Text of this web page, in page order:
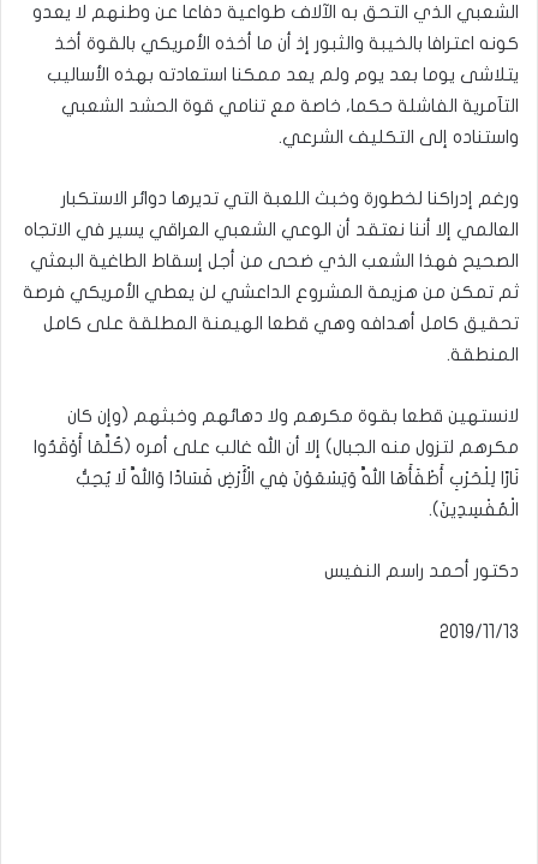
الشعبي الذي التحق به الآلاف طواعية دفاعا عن وطنهم لا يعدو
كونه اعترافا بالخيبة والثبور إذ أن ما أخذه الأمريكي بالقوة أخذ
يتلاشى يوما بعد يوم ولم يعد ممكنا استعادته بهذه الأساليب
التآمرية الفاشلة حكما، خاصة مع تنامي قوة الحشد الشعبي
واستناده إلى التكليف الشرعي.
ورغم إدراكنا لخطورة وخبث اللعبة التي تديرها دوائر الاستكبار
العالمي إلا أننا نعتقد أن الوعي الشعبي العراقي يسير في الاتجاه
الصحيح فهذا الشعب الذي ضحى من أجل إسقاط الطاغية البعثي
ثم تمكن من هزيمة المشروع الداعشي لن يعطي الأمريكي فرصة
تحقيق كامل أهدافه وهي قطعا الهيمنة المطلقة على كامل
المنطقة.
لانستهين قطعا بقوة مكرهم ولا دهائهم وخبثهم (وإن كان
مكرهم لتزول منه الجبال) إلا أن الله غالب على أمره (كُلَّمَا أَوْقَدُوا
نَارًا لِلْحَرْبِ أَطْفَأَهَا اللَّهُ وَيَسْعَوْنَ فِي الْأَرْضِ فَسَادًا وَاللَّهُ لَا يُحِبُّ
الْمُفْسِدِينَ).
دكتور أحمد راسم النفيس